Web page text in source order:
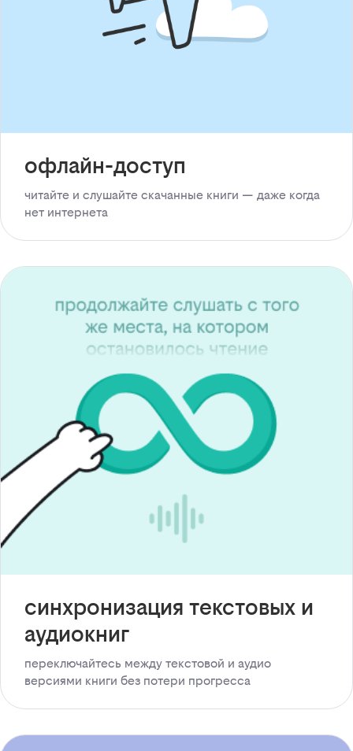
офлайн-доступ
читайте и слушайте скачанные книги — даже когда
нет интернета
синхронизация текстовых и
аудиокниг
переключайтесь между текстовой и аудио
версиями книги без потери прогресса